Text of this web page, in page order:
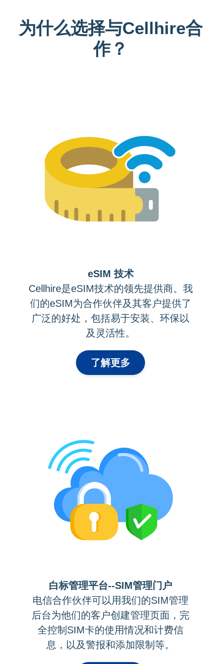
为什么选择与Cellhire合
作？
eSIM 技术
Cellhire是eSIM技术的领先提供商。我
们的eSIM为合作伙伴及其客户提供了
广泛的好处，包括易于安装、环保以
及灵活性。
了解更多
白标管理平台--SIM管理门户
电信合作伙伴可以用我们的SIM管理
后台为他们的客户创建管理页面，完
全控制SIM卡的使用情况和计费信
息，以及警报和添加限制等。